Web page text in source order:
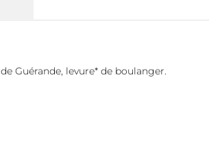
Guérande, levure* de boulanger.